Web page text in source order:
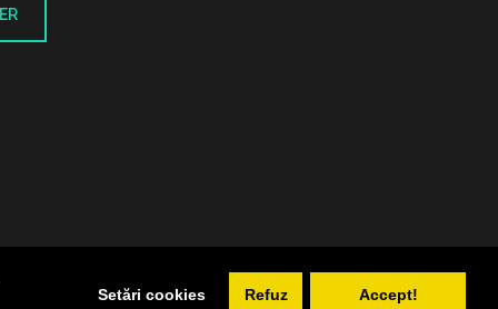
Setări cookies Refuz Accept!